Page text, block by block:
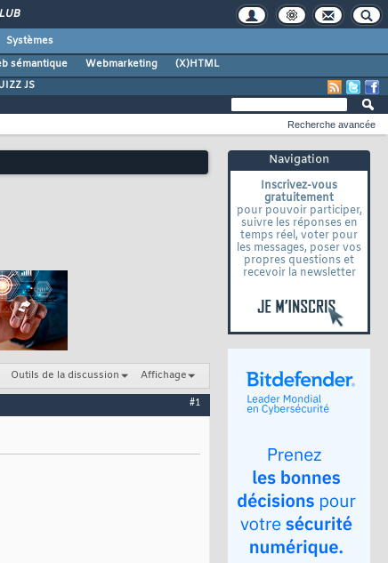
Systèmes
sémantique Webmarketing
(X)HTML
JS
Navigation
Inscrivez-vous
gratuitement
pour pouvoir participer,
suivre les réponses en
temps réel, voter pour
les messages, poser vos
propres questions et
recevoir la newsletter
Recherche avancée
Outils de la discussion Affichage
#1